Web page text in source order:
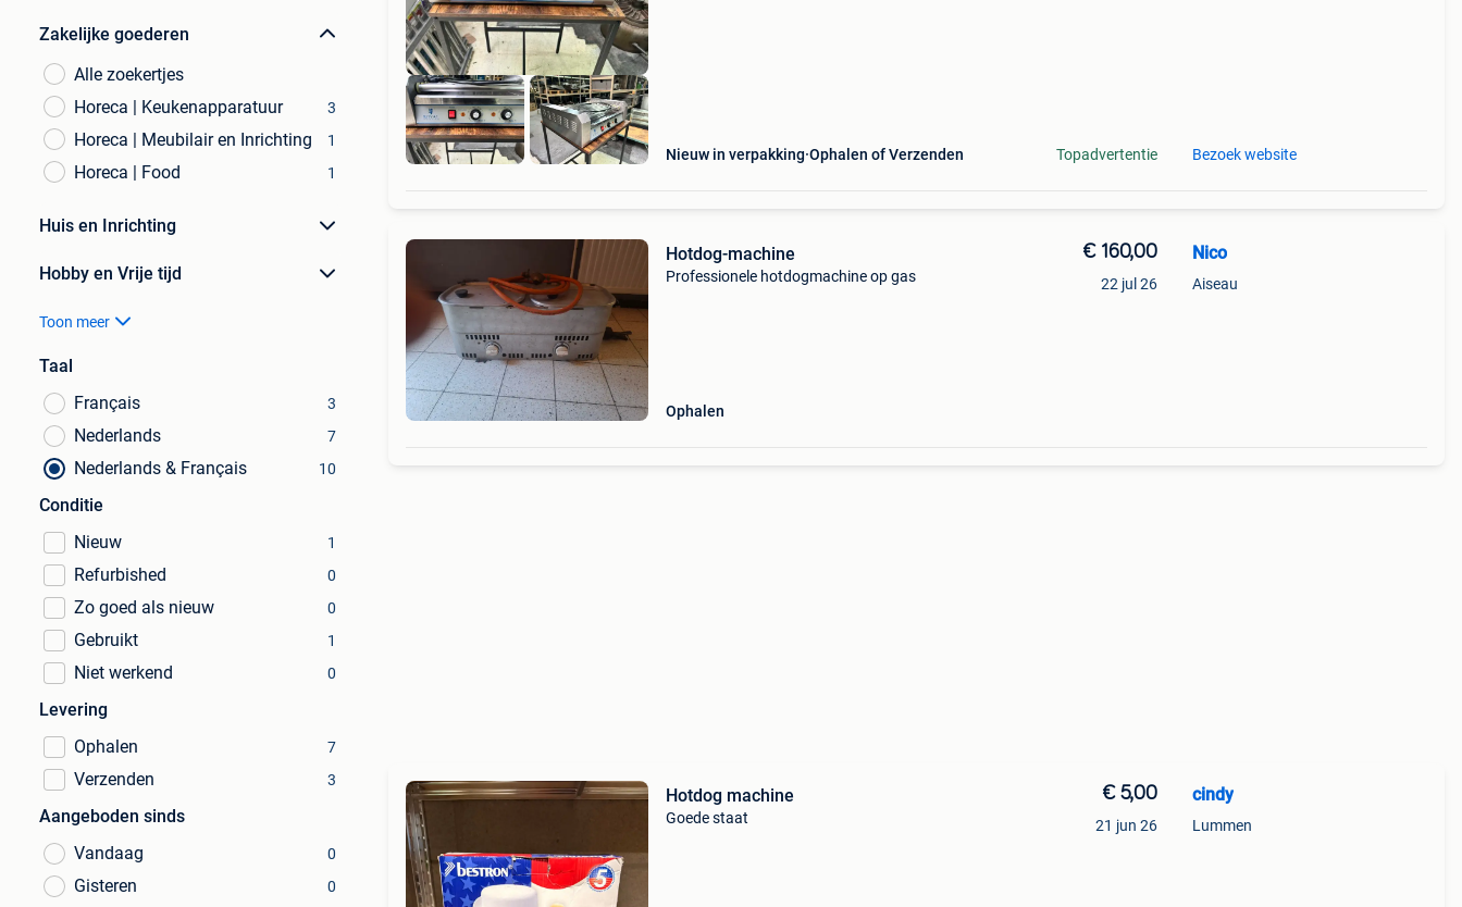
Zakelijke goederen
Alle zoekertjes
Horeca | Keukenapparatuur
3
Horeca | Meubilair en Inrichting 1
Horeca | Food 1
Huis en Inrichting
Hobby en Vrije tijd
Toon meer
Taal
Français
3
Nederlands 7
Nederlands & Français 10
Conditie
Nieuw
1
Refurbished 0
Zo goed als nieuw 0
Gebruikt 1
Niet werkend 0
Levering
Ophalen
7
Verzenden 3
Aangeboden sinds
Vandaag
0
Gisteren 0
Nieuw in verpakking Ophalen of Verzenden Topadvertentie Bezoek website
Hotdog-machine
Professionele hotdogmachine op gas
Ophalen
€ 160,00
22 jul 26
Nico
Aiseau
Hotdog machine
Goede staat
€ 5,00
21 jun 26
cindy
Lummen